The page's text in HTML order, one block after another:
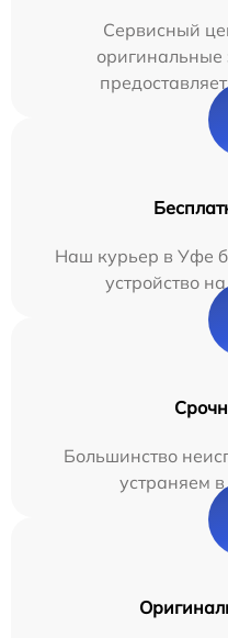
Сервисный
оригинальные
Наш курьер в Уфе
устройство
Большинство
устраняем